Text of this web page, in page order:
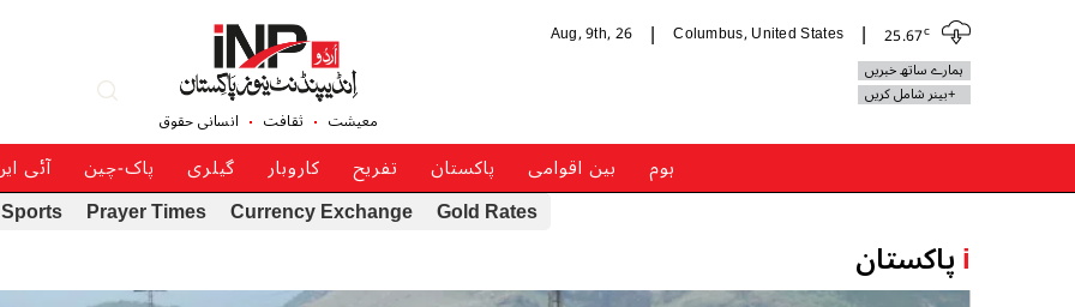
25.67c
Columbus, United States
Aug, 9th, 26
ہمارے ساتھ خبریں
+بینر شامل کریں
معیشت ثقافت انسانی حقوق
ہوم بین اقوامی پاکستان تفریح کاروبار گیلری پاک-چین آئی
Gold Rates
Currency Exchange
Prayer Times
Sports
iپاکستان